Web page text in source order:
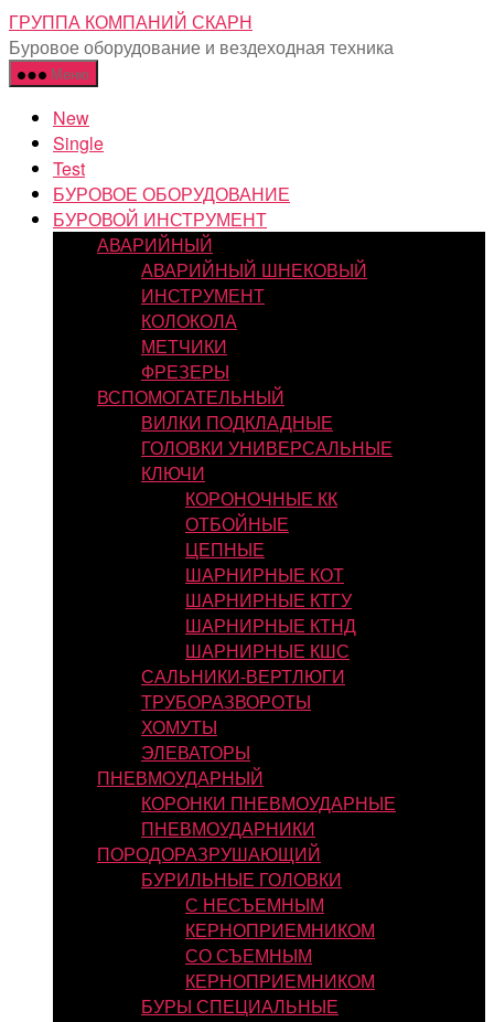
Перейти
к
содержимому
ГРУППА КОМПАНИЙ СКАРН
Буровое оборудование и вездеходная техника
Меню
New
Single
Test
БУРОВОЕ ОБОРУДОВАНИЕ
БУРОВОЙ ИНСТРУМЕНТ
АВАРИЙНЫЙ
АВАРИЙНЫЙ ШНЕКОВЫЙ
ИНСТРУМЕНТ
КОЛОКОЛА
МЕТЧИКИ
ФРЕЗЕРЫ
ВСПОМОГАТЕЛЬНЫЙ
ВИЛКИ ПОДКЛАДНЫЕ
ГОЛОВКИ УНИВЕРСАЛЬНЫЕ
КЛЮЧИ
КОРОНОЧНЫЕ КК
ОТБОЙНЫЕ
ЦЕПНЫЕ
ШАРНИРНЫЕ КОТ
ШАРНИРНЫЕ КТГУ
ШАРНИРНЫЕ КТНД
ШАРНИРНЫЕ КШС
САЛЬНИКИ-ВЕРТЛЮГИ
ТРУБОРАЗВОРОТЫ
ХОМУТЫ
ЭЛЕВАТОРЫ
ПНЕВМОУДАРНЫЙ
КОРОНКИ ПНЕВМОУДАРНЫЕ
ПНЕВМОУДАРНИКИ
ПОРОДОРАЗРУШАЮЩИЙ
БУРИЛЬНЫЕ ГОЛОВКИ
С НЕСЪЕМНЫМ
КЕРНОПРИЕМНИКОМ
СО СЪЕМНЫМ
КЕРНОПРИЕМНИКОМ
БУРЫ СПЕЦИАЛЬНЫЕ